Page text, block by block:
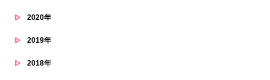
2020年
2019年
2018年